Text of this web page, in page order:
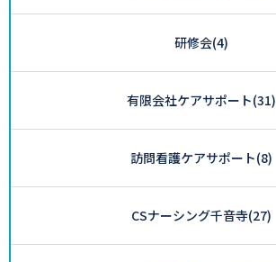
研修会(4)
有限会社ケアサポート(31)
訪問看護ケアサポート(8)
CSナーシング千音寺(27)